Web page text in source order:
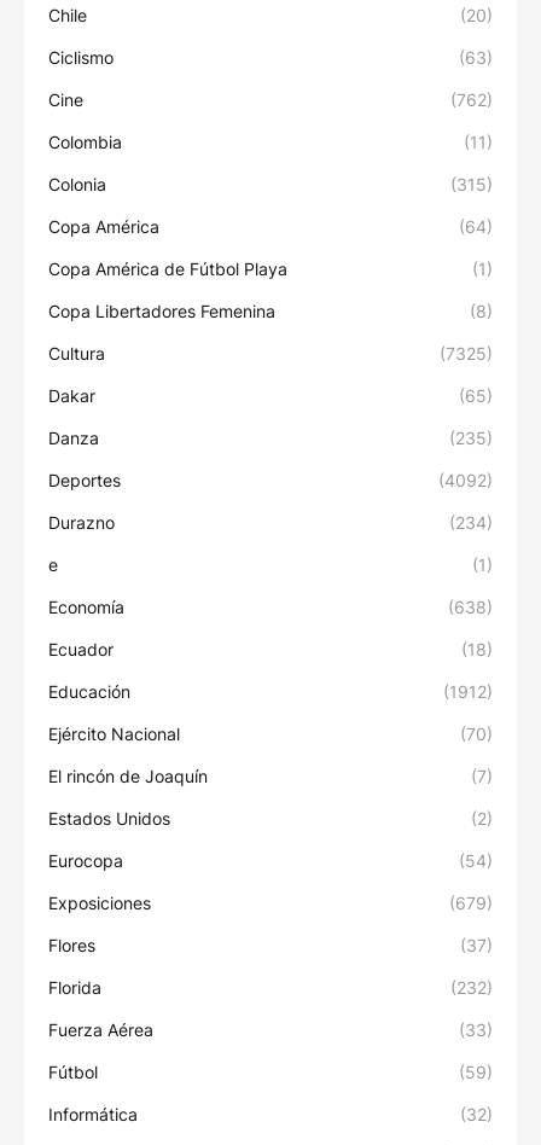
Chile (20)
Ciclismo (63)
Cine (762)
Colombia (11)
Colonia (315)
Copa América (64)
Copa América de Fútbol Playa (1)
Copa Libertadores Femenina (8)
Cultura (7325)
Dakar (65)
Danza (235)
Deportes (4092)
Durazno (234)
e (1)
Economía (638)
Ecuador (18)
Educación (1912)
Ejército Nacional (70)
El rincón de Joaquín (7)
Estados Unidos (2)
Eurocopa (54)
Exposiciones (679)
Flores (37)
Florida (232)
Fuerza Aérea (33)
Fútbol (59)
Informática (32)